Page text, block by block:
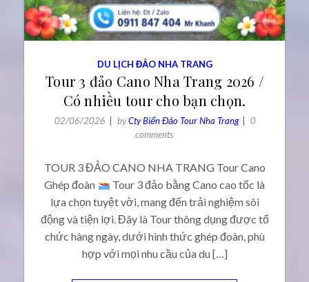
DU LỊCH ĐẢO NHA TRANG
Tour 3 đảo Cano Nha Trang 2026 /
Có nhiều tour cho bạn chọn.
02/06/2026 byCty Biển Đảo Tour Nha Trang
0
comments
TOUR 3 ĐẢO CANO NHA TRANG Tour Cano
Ghép đoàn
Tour 3 đảo bằng Cano cao tốc là
lựa chọn tuyệt vời, mang đến trải nghiệm sôi
động và tiện lợi. Đây là Tour thông dụng được tổ
chức hàng ngày, dưới hình thức ghép đoàn, phù
hợp với mọi nhu cầu của du […]